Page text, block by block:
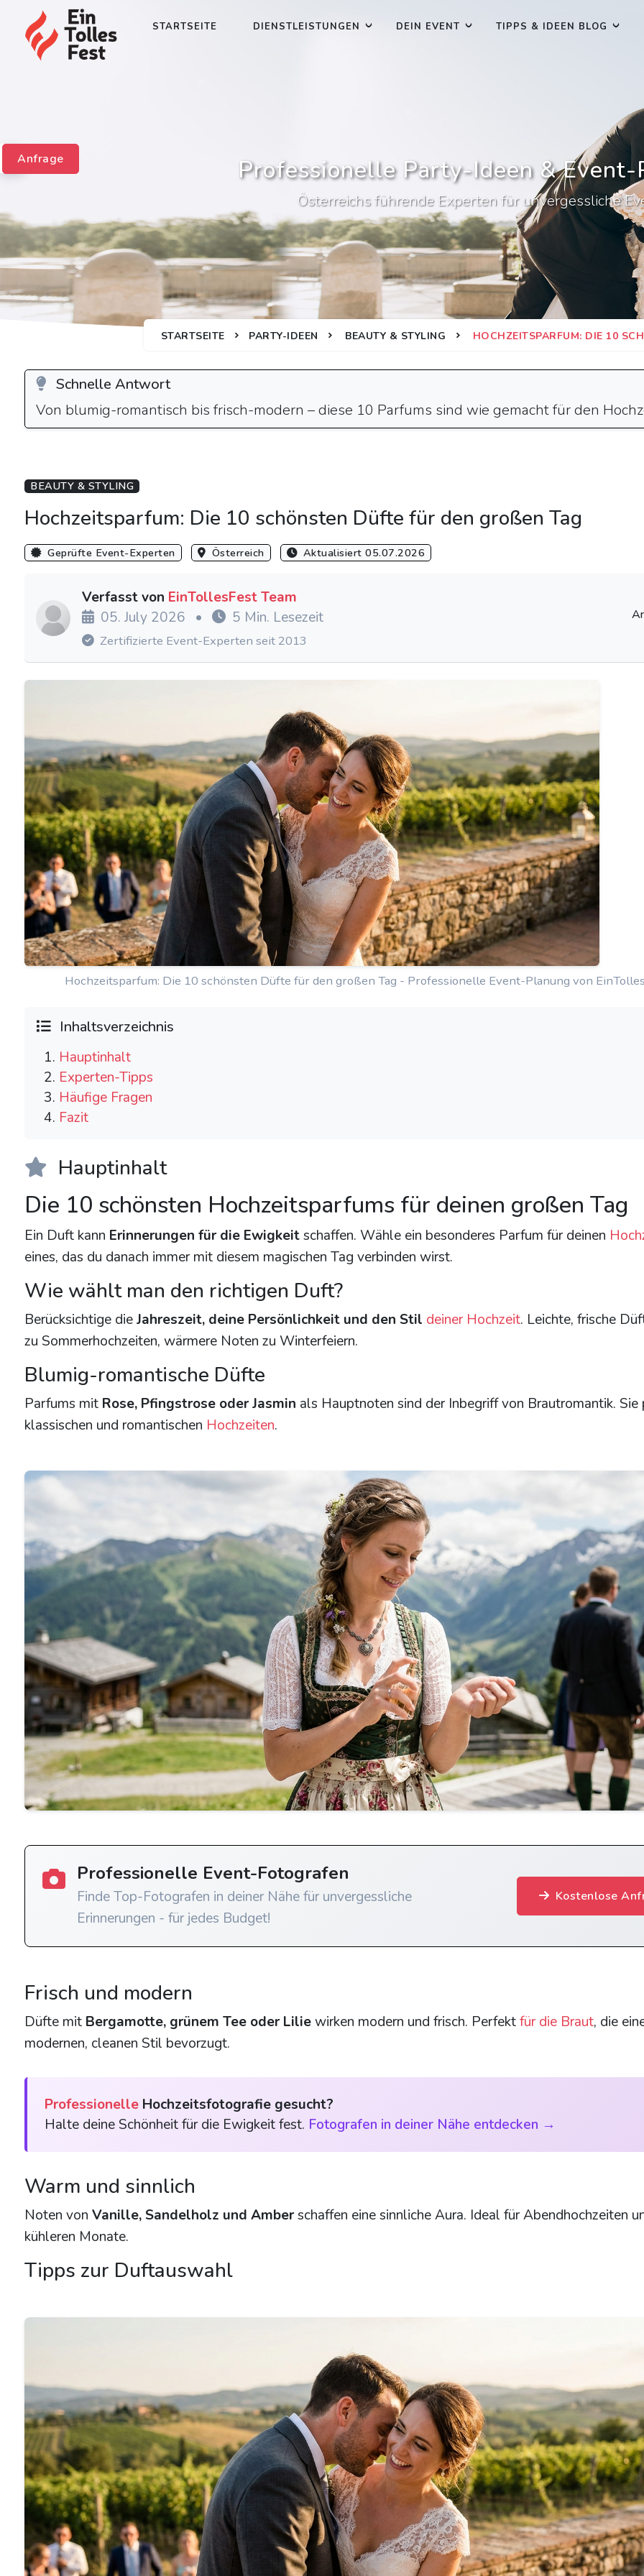
STARTSEITE DIENSTLEISTUNGEN DEIN EVENT TIPPS & IDEEN BLOG
Professionelle Party-Ideen &
Österreichs führende Experten für unvergessliche
STARTSEITE PARTY-IDEEN BEAUTY & STYLING HOCHZEITSPARFUM: DIE 10
Schnelle Antwort
Von blumig-romantisch bis frisch-modern – diese 10 Parfums sind wie gemacht für den
BEAUTY & STYLING
Hochzeitsparfum: Die 10 schönsten Düfte für den großen Tag
Geprüfte Event-Experten Österreich Aktualisiert 05.07.2026
Verfasst von EinTollesFest Team
05. July 2026
• 5 Min. Lesezeit
Zertifizierte Event-Experten seit 2013
Hochzeitsparfum: Die 10 schönsten Düfte für den großen Tag - Professionelle Event-Planung von
Inhaltsverzeichnis
Hauptinhalt
Experten-Tipps
Häufige Fragen
Fazit
Hauptinhalt
Die 10 schönsten Hochzeitsparfums für deinen großen Tag
Ein Duft kann Erinnerungen für die Ewigkeitschaffen. Wähle ein besonderes Parfum für deinen
eines, das du danach immer mit diesem magischen Tag verbinden wirst.
Wie wählt man den richtigen Duft?
Berücksichtige dieJahreszeit, deine Persönlichkeit und den Stil deiner Hochzeit. Leichte, frische
zu Sommerhochzeiten, wärmere Noten zu Winterfeiern.
Blumig-romantische Düfte
Parfums mit Rose, Pfingstrose oder Jasmin als Hauptnoten sind der Inbegriff von Brautromantik. Sie
klassischen und romantischen Hochzeiten.
Professionelle Event-Fotografen
Finde Top-Fotografen in deiner Nähe für unvergessliche
Erinnerungen - für jedes Budget!
Kostenlose
Frisch und modern
Düfte mit Bergamotte, grünem Tee oder Liliewirken modern und frisch. Perfektfür die Braut, die
modernen, cleanen Stil bevorzugt.
Professionelle Hochzeitsfotografie gesucht?
Halte deine Schönheit für die Ewigkeit fest. Fotografen in deiner Nähe entdecken →
Warm und sinnlich
Noten von Vanille, Sandelholz und Amberschaffen eine sinnliche Aura. Ideal für Abendhochzeiten
kühleren Monate.
Tipps zur Duftauswahl
Anfrage